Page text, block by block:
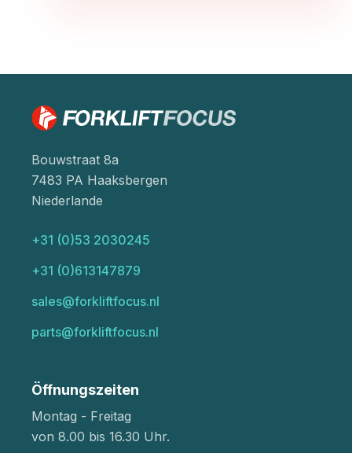
Bouwstraat 8a
7483 PA Haaksbergen
Niederlande
+31 (0)53 2030245
+31 (0)613147879
sales@forkliftfocus.nl
parts@forkliftfocus.nl
Öffnungszeiten
Montag - Freitag
von 8.00 bis 16.30 Uhr.